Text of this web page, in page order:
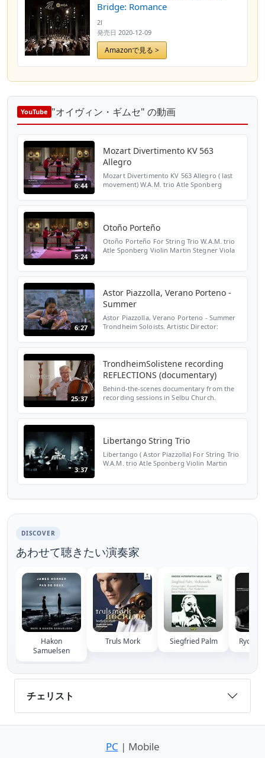
Bridge: Romance
2l
発売日 2020-12-09
Amazonで見る >
YouTube "オイヴィン・ギムセ" の動画
6:44
Mozart Divertimento KV 563
Allegro
Mozart Divertimento KV 563 Allegro ( last
movement) W.A.M. trio Atle Sponberg
5:24
Otoño Porteño
Otoño Porteño For String Trio W.A.M. trio
Atle Sponberg Violin Martin Stegner Viola
6:27
Astor Piazzolla, Verano Porteno -
Summer
Astor Piazzolla, Verano Porteno - Summer
Trondheim Soloists. Artistic Director:
25:37
TrondheimSolistene recording
REFLECTIONS (documentary)
Behind-the-scenes documentary from the
recording sessions in Selbu Church.
3:37
Libertango String Trio
Libertango ( Astor Piazzolla) For String Trio
W.A.M. trio Atle Sponberg Violin Martin
DISCOVER
あわせて聴きたい演奏家
Hakon
Samuelsen
Truls Mork Siegfried Palm Ryoichi
チェリスト
PC | Mobile